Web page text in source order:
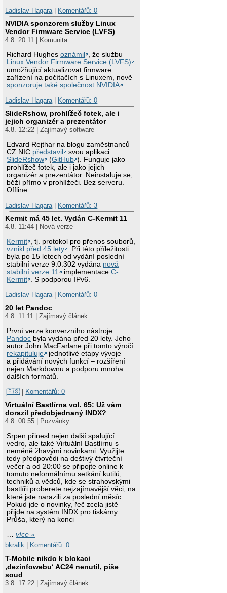
Ladislav Hagara
Komentářů: 0
NVIDIA sponzorem služby Linux
Vendor Firmware Service (LVFS)
4.8. 20:11 | Komunita
Richard Hughesoznámil
, že službu
Linux Vendor Firmware Service (LVFS)
umožňující aktualizovat firmware
zařízení na počítačích s Linuxem, nově
sponzoruje také společnost NVIDIA .
Ladislav Hagara | Komentářů: 0
SlideRshow, prohlížeč fotek, ale i
jejich organizér a prezentátor
4.8. 12:22 | Zajímavý software
Edvard Rejthar na blogu zaměstnanců
CZ.NIC představil
svou aplikaci
SlideRshow
(GitHub ). Funguje jako
prohlížeč fotek, ale i jako jejich
organizér a prezentátor. Neinstaluje se,
běží přímo v prohlížeči. Bez serveru.
Offline.
Ladislav Hagara | Komentářů: 3
Kermit má 45 let. Vydán C-Kermit 11
4.8. 11:44 | Nová verze
Kermit , tj. protokol pro přenos souborů,
vznikl před 45 lety . Při této příležitosti
byla po 15 letech od vydání poslední
stabilní verze 9.0.302 vydána nová
stabilní verze 11
implementaceC-
Kermit . S podporou IPv6.
Ladislav Hagara | Komentářů: 0
20 let Pandoc
4.8. 11:11 | Zajímavý článek
První verze konverzního nástroje
Pandoc byla vydána před 20 lety. Jeho
autor John MacFarlane při tomto výročí
rekapituluje
jednotlivé etapy vývoje
a přidávání nových funkcí – rozšíření
nejen Markdownu a podporu mnoha
dalších formátů.
|🇵🇸 | Komentářů: 0
Virtuální Bastlírna vol. 65: Už vám
dorazil předobjednaný INDX?
4.8. 00:55 | Pozvánky
Srpen přinesl nejen další spalující
vedro, ale také Virtuální Bastlírnu s
neméně žhavými novinkami. Využijte
tedy předpovědi na deštivý čtvrteční
večer a od 20:00 se připojte online k
tomuto neformálnímu setkání kutilů,
techniků a vědců, kde se strahovskými
bastlíři proberete nejzajímavější věci, na
které jste narazili za poslední měsíc.
Pokud jde o novinky, řeč zcela jistě
přijde na systém INDX pro tiskárny
Průša, který na konci
…více »
bkralik
Komentářů: 0
T-Mobile nikdo k blokaci
‚dezinfowebu‘ AC24 nenutil, píše
soud
3.8. 17:22 | Zajímavý článek